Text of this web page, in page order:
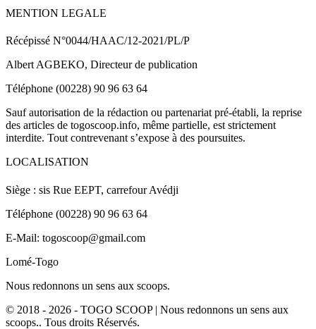
MENTION LEGALE
Récépissé N°0044/HAAC/12-2021/PL/P
Albert AGBEKO, Directeur de publication
Téléphone (00228) 90 96 63 64
Sauf autorisation de la rédaction ou partenariat pré-établi, la reprise
des articles de togoscoop.info, même partielle, est strictement
interdite. Tout contrevenant s’expose à des poursuites.
LOCALISATION
Siège : sis Rue EEPT, carrefour Avédji
Téléphone (00228) 90 96 63 64
E-Mail: togoscoop@gmail.com
Lomé-Togo
Nous redonnons un sens aux scoops.
© 2018 - 2026 - TOGO SCOOP | Nous redonnons un sens aux
scoops.. Tous droits Réservés.